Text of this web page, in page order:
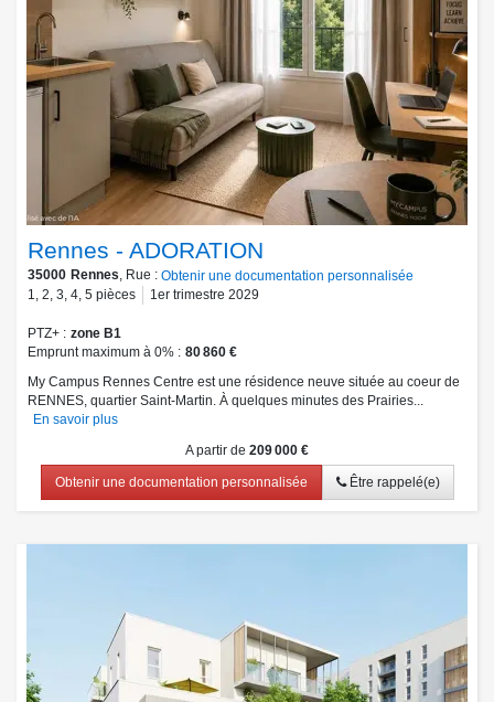
Rennes - ADORATION
35000 Rennes, Rue : Obtenir une documentation personnalisée
1, 2, 3, 4, 5 pièces 1er trimestre 2029
PTZ+
zone B1
Emprunt maximum à 0%
80 860 €
My Campus Rennes Centre est une résidence neuve située au coeur de
RENNES, quartier Saint-Martin. À quelques minutes des Prairies...
En savoir plus
A partir de 209 000 €
Obtenir une documentation personnalisée Être rappelé(e)